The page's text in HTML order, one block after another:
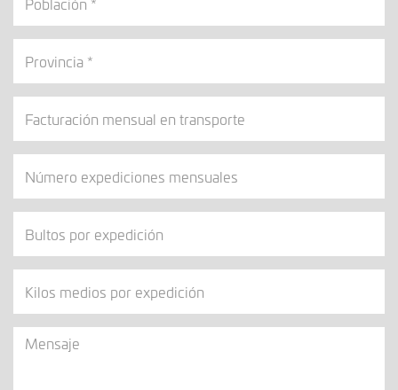
mensual
en
transporte
expediciones
mensuales
por
expedición
medios
por
expedición
Mensaje